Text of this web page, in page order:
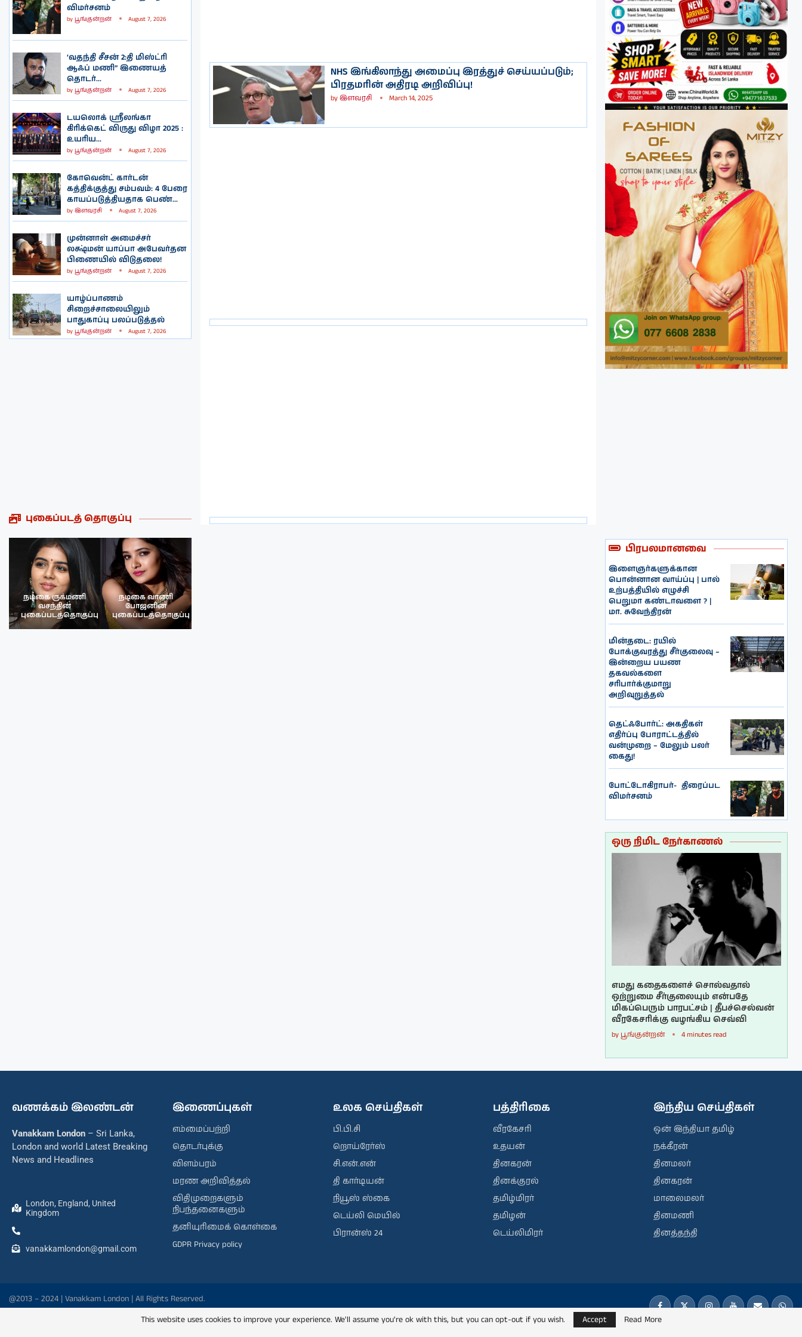
விமர்சனம்
by பூங்குன்றன் August 7, 2026
‘வதந்தி சீசன் 2:தி மிஸ்ட்ரி
ஆஃப் மணி” இணையத்
தொடர்...
by பூங்குன்றன் August 7, 2026
டயலொக் ஸ்ரீலங்கா
கிரிக்கெட் விருது விழா 2025 :
உயரிய...
by பூங்குன்றன் August 7, 2026
கோவென்ட் கார்டன்
கத்திக்குத்து சம்பவம்: 4 பேரை
காயப்படுத்தியதாக பெண்...
by இளவரசி August 7, 2026
முன்னாள் அமைச்சர்
லக்ஷ்மன் யாப்பா அபேவர்தன
பிணையில் விடுதலை!
by பூங்குன்றன் August 7, 2026
யாழ்ப்பாணம்
சிறைச்சாலையிலும்
பாதுகாப்பு பலப்படுத்தல்
by பூங்குன்றன் August 7, 2026
புகைப்படத் தொகுப்பு
நடிகை ருக்மணி
வசந்தின்
புகைப்படத்தொகுப்பு
நடிகை வாணி
போஜனின்
புகைப்படத்தொகுப்பு
NHS இங்கிலாந்து அமைப்பு இரத்துச் செய்யப்படும்;
பிரதமரின் அதிரடி அறிவிப்பு!
byஇளவரசி March 14, 2025
பிரபலமானவை
இளைஞர்களுக்கான
பொன்னான வாய்ப்பு | பால்
உற்பத்தியில் எழுச்சி
பெறுமா கண்டாவளை ? |
மா. சுவேந்திரன்
மின்தடை: ரயில்
போக்குவரத்து சீர்குலைவு –
இன்றைய பயண
தகவல்களை
சரிபார்க்குமாறு
அறிவுறுத்தல்
தெட்ஃபோர்ட்: அகதிகள்
எதிர்ப்பு போராட்டத்தில்
வன்முறை – மேலும் பலர்
கைது!
போட்டோகிராபர்- ‌ திரைப்பட
விமர்சனம்
ஒரு நிமிட நேர்காணல்
எமது கதைகளைச் சொல்வதால்
ஒற்றுமை சீர்குலையும் என்பதே
மிகப்பெரும் பாரபட்சம் | தீபச்செல்வன்
வீரகேசரிக்கு வழங்கிய செவ்வி
by பூங்குன்றன் 4 minutes read
வணக்கம் இலண்டன்
Vanakkam London – Sri Lanka,
London and world Latest Breaking
News and Headlines
London, England, United
Kingdom
vanakkamlondon@gmail.com
இணைப்புகள்
எம்மைப்பற்றி
தொடர்புக்கு
விளம்பரம்
மரண அறிவித்தல்
விதிமுறைகளும்
நிபந்தனைகளும்
தனியுரிமைக் கொள்கை
GDPR Privacy policy
உலக செய்திகள்
பி.பி.சி
றொய்ரேர்ஸ்
சி.என்.என்
தி கார்டியன்
நியூஸ் ஸ்கை
டெய்லி மெயில்
பிரான்ஸ் 24
பத்திரிகை
வீரகேசரி
உதயன்
தினகரன்
தினக்குரல்
தமிழ்மிரர்
தமிழன்
டெய்லிமிரர்
இந்திய செய்திகள்
ஒன் இந்தியா தமிழ்
நக்கீரன்
தினமலர்
தினகரன்
மாலைமலர்
தினமணி
தினத்தந்தி
@2013 – 2024 | Vanakkam London | All Rights Reserved.
This website uses cookies to improve your experience. We'll assume you're ok with this, but you can opt-out if you wish.
Accept Read More